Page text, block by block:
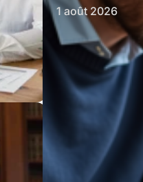
1 août 2026